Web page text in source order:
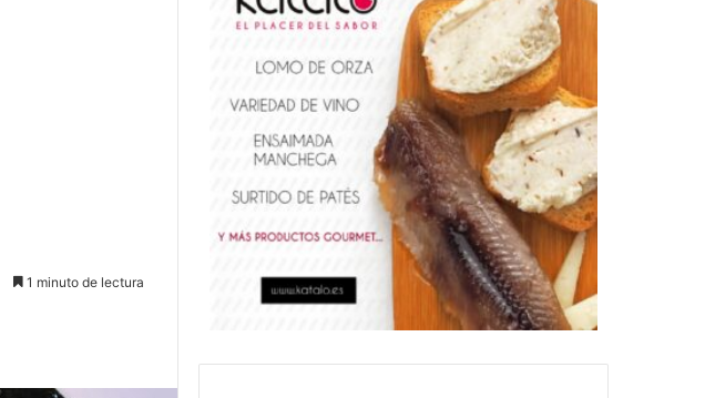
1 minuto de lectura